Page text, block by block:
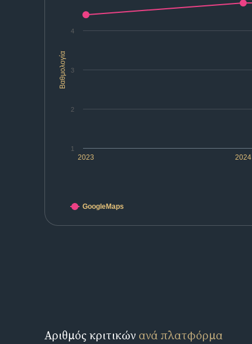
Βαθμολογία
2023 2024
1
2
3
4
GoogleMaps
Αριθμός κριτικών ανά πλατφόρμα